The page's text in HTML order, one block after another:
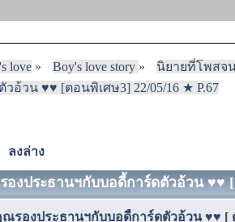
love» Boy's love story » นิยายที่โพสจ
วน ♥♥ [ตอนพิเศษ3] 22/05/16 ★ P.67
ลงล่าง
ประธานฯกับบอดี้การ์ดตัวอ้วน ♥♥ [
ณรองประธานฯกับบอดี้การ์ดตัวอ้วน ♥♥ [